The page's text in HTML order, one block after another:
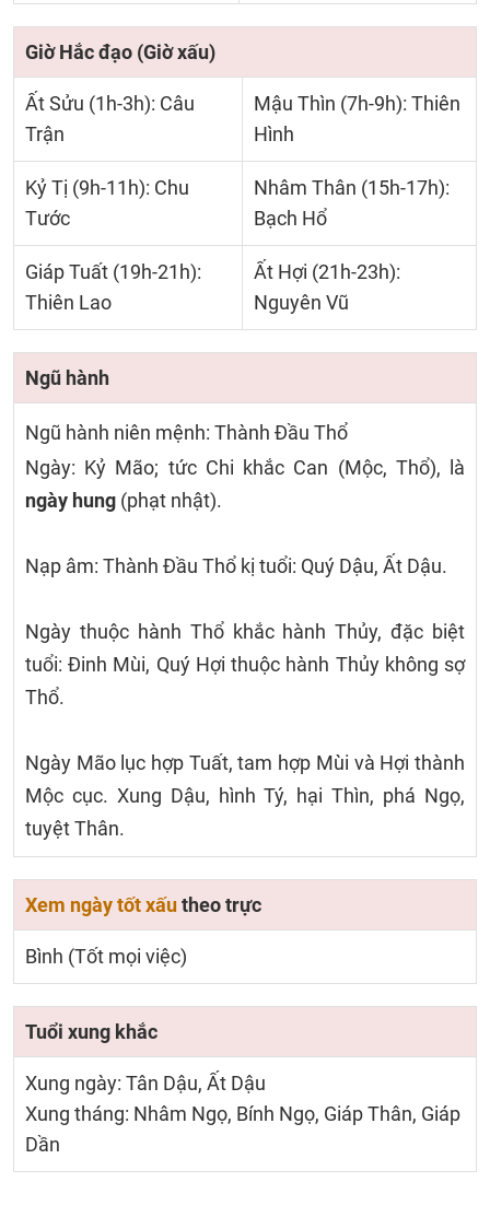
Giờ Hắc đạo (Giờ xấu)
Ất Sửu (1h-3h): Câu
Trận
Mậu Thìn (7h-9h): Thiên
Hình
Kỷ Tị (9h-11h): Chu
Tước
Nhâm Thân (15h-17h):
Bạch Hổ
Giáp Tuất (19h-21h):
Thiên Lao
Ất Hợi (21h-23h):
Nguyên Vũ
Ngũ hành
Ngũ hành niên mệnh: Thành Đầu Thổ
Ngày: Kỷ Mão; tức Chi khắc Can (Mộc, Thổ), là
ngày hung (phạt nhật).
Nạp âm: Thành Đầu Thổ kị tuổi: Quý Dậu, Ất Dậu.
Ngày thuộc hành Thổ khắc hành Thủy, đặc biệt
tuổi: Đinh Mùi, Quý Hợi thuộc hành Thủy không sợ
Thổ.
Ngày Mão lục hợp Tuất, tam hợp Mùi và Hợi thành
Mộc cục. Xung Dậu, hình Tý, hại Thìn, phá Ngọ,
tuyệt Thân.
Xem ngày tốt xấutheo trực
Bình (Tốt mọi việc)
Tuổi xung khắc
Xung ngày: Tân Dậu, Ất Dậu
Xung tháng: Nhâm Ngọ, Bính Ngọ, Giáp Thân, Giáp
Dần